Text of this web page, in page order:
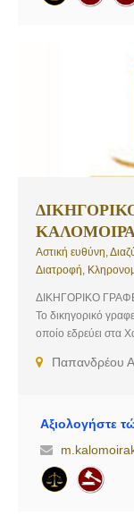
Τραπεζικό δίκαιο,
ακινήτων,
Είσπραξη
Κληρονομικά
Υποθέσεις
Αστική ευθύνη,
Διατροφή,
ΔΙΚΗΓΟΡΙΚΟ
Το δικηγορικό
οποίο εδρεύει στα
εξασφάλιση των
ενασχόλησή μας σε
πάντα πρόθυμοι να
κατανόηση κάθε
το δικηγορικό
Παπανδρέου
Αξιολογήστε